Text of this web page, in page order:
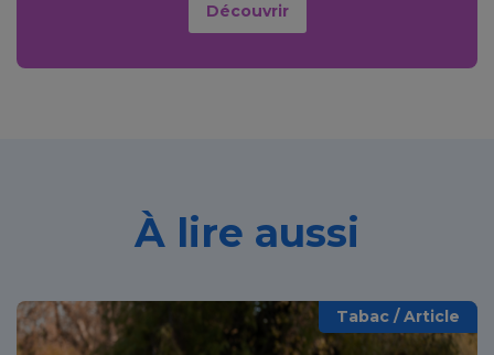
Découvrir
À lire aussi
Tabac / Article